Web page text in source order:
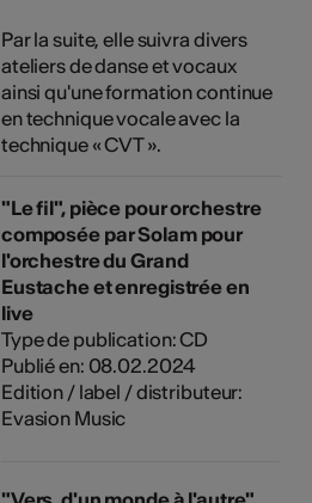
Par la suite, elle suivra divers
ateliers de danse et vocaux
ainsi qu'une formation continue
en technique vocale avec la
technique « CVT ».
"Le fil", pièce pour orchestre
composée par Solam pour
l'orchestre du Grand
Eustache et enregistrée en
live
Type de publication: CD
Publié en: 08.02.2024
Edition / label / distributeur:
Evasion Music